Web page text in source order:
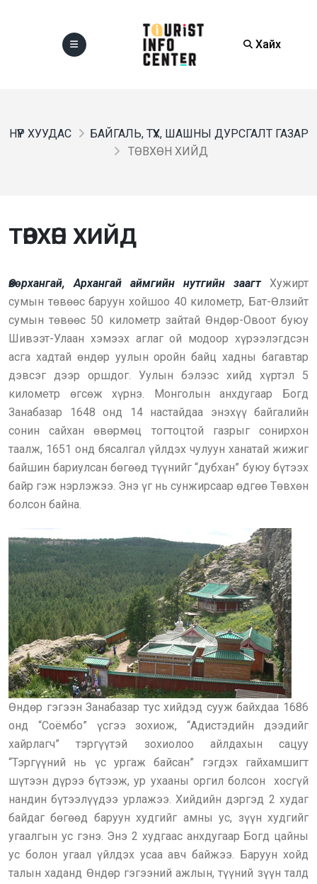
Хайх
НҮҮР ХУУДАС
БАЙГАЛЬ, ТҮҮХ, ШАШНЫ ДУРСГАЛТ ГАЗАР
ТӨВХӨН ХИЙД
ТӨВХӨН ХИЙД
Өвөрхангай, Архангай аймгийн нутгийн заагт
Хужирт
сумын төвөөс баруун хойшоо 40 километр, Бат-Өлзийт
сумын төвөөс 50 километр зайтай Өндөр-Овоот буюу
Шивээт-Улаан хэмээх аглаг ой модоор хүрээлэгдсэн
асга хадтай өндөр уулын оройн байц хадны багавтар
дэвсэг дээр оршдог. Уулын бэлээс хийд хүртэл 5
километр өгсөж хүрнэ. Монголын анхдугаар Богд
Занабазар 1648 онд 14 настайдаа энэхүү байгалийн
сонин сайхан өвөрмөц тогтоцтой газрыг сонирхон
таалж, 1651 онд бясалгал үйлдэх чулуун ханатай жижиг
байшин бариулсан бөгөөд түүнийг “дубхан” буюу бүтээх
байр гэж нэрлэжээ. Энэ үг нь сунжирсаар өдгөө Төвхөн
болсон байна.
Өндөр гэгээн Занабазар тус хийдэд сууж байхдаа 1686
онд “Соёмбо” үсгээ зохиож, “Адистэдийн дээдийг
хайрлагч” тэргүүтэй зохиолоо айлдахын сацуу
“Тэргүүний нь үс ургаж байсан” гэгдэх гайхамшигт
шүтээн дүрээ бүтээж, ур ухааны оргил болсон хосгүй
нандин бүтээлүүдээ урлажээ. Хийдийн дэргэд 2 худаг
байдаг бөгөөд баруун худгийг амны ус, зүүн худгийг
угаалгын ус гэнэ. Энэ 2 худгаас анхдугаар Богд цайны
ус болон угаал үйлдэх усаа авч байжээ. Баруун хойд
талын хаданд Өндөр гэгээний ажлын, түүний зүүн талд